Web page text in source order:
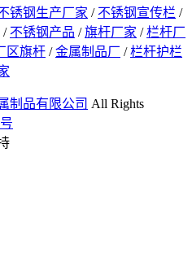
锈钢生产厂家 / 不锈钢宣传栏 /
/ 不锈钢产品 /旗杆厂家 /栏杆厂
区旗杆 /金属制品厂 /栏杆护栏
制品有限公司 All Rights